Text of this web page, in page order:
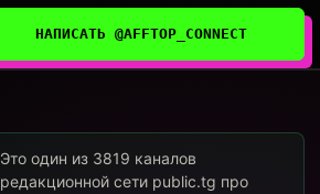
НАПИСАТЬ @AFFTOP_CONNECT
Это один из 3819 каналов
редакционной сети public.tg про